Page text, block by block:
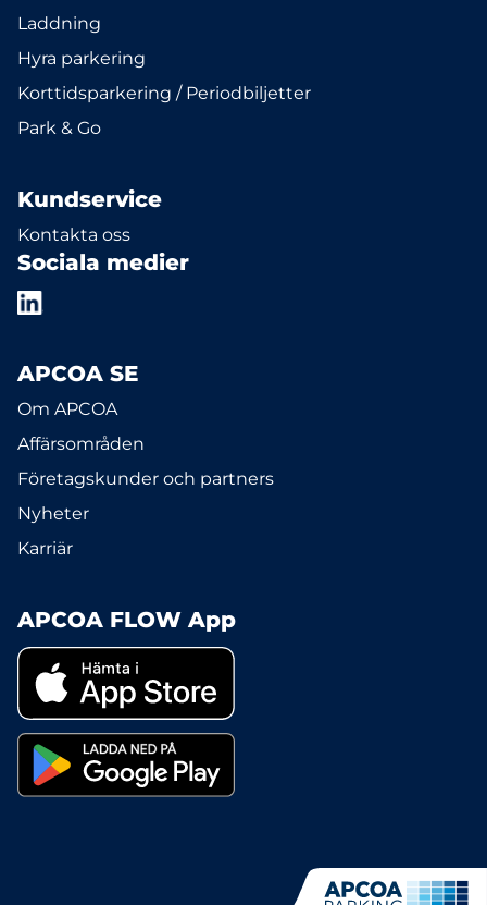
Laddning
Hyra parkering
Korttidsparkering / Periodbiljetter
Park & Go
Kundservice
Kontakta oss
Sociala medier
APCOA SE
Om APCOA
Affärsområden
Företagskunder och partners
Nyheter
Karriär
APCOA FLOW App